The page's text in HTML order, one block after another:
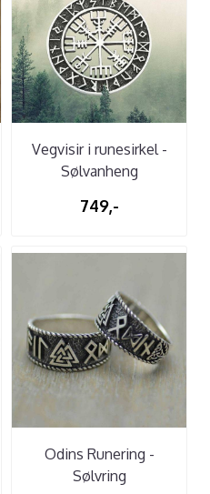
Vegvisir i runesirkel -
Sølvanheng
749,-
Odins Runering -
Sølvring